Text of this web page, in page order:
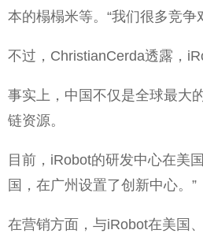
本的榻榻米等。“我们很多竞
不过，ChristianCerda透露，
事实上，中国不仅是全球最大
链资源。
目前，iRobot的研发中心在美
国，在广州设置了创新中心。”
在营销方面，与iRobot在美国